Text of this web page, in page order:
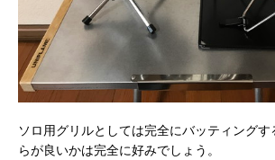
ソロ用グリルとしては完全にバッティング
らが良いかは完全に好みでしょう。